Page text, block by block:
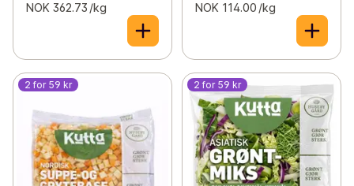
NOK 362.73 /kg NOK 114.00 /kg
2 for 59 kr 2 for 59 kr